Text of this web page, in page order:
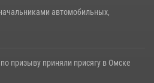
автомобильных,
призыву приняли присягу в Омске